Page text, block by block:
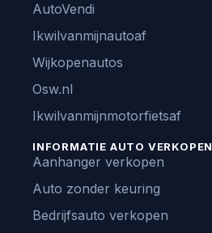
AutoVendi
Ikwilvanmijnautoaf
Wijkopenautos
Osw.nl
Ikwilvanmijnmotorfietsaf
INFORMATIE AUTO VERKOPEN
Aanhanger verkopen
Auto zonder keuring
Bedrijfsauto verkopen